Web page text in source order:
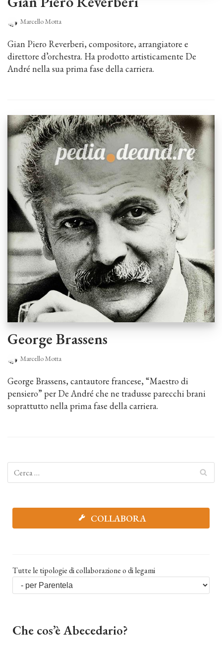
Marcello Motta
Gian Piero Reverberi, compositore, arrangiatore e
direttore d’orchestra. Ha prodotto artisticamente De
André nella sua prima fase della carriera.
George Brassens
Marcello Motta
George Brassens, cantautore francese, “Maestro di
pensiero” per De André che ne tradusse parecchi brani
soprattutto nella prima fase della carriera.
COLLABORA
Tutte le tipologie di collaborazione o di legami
Che cos’è Abecedario?